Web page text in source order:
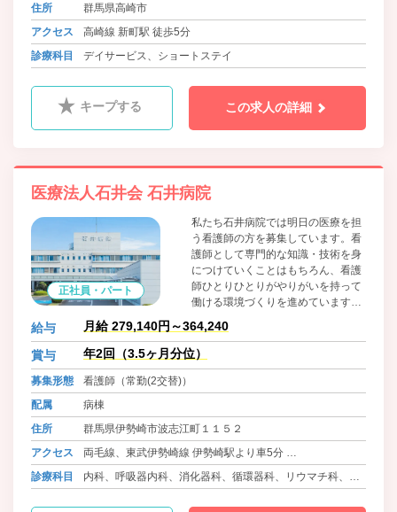
住所
群馬県高崎市
アクセス
高崎線 新町駅 徒歩5分
診療科目
デイサービス、ショートステイ
キープする この求人の詳細
医療法人石井会 石井病院
正社員・パート
私たち石井病院では明日の医療を担
う看護師の方を募集しています。看
護師として専門的な知識・技術を身
につけていくことはもちろん、看護
師ひとりひとりがやりがいを持って
働ける環境づくりを進めています。
んか？
給与 月給 279,140円～364,240
賞与 年2回（3.5ヶ月分位）
募集形態
看護師（常勤(2交替)）
配属
病棟
住所
群馬県伊勢崎市波志江町１１５２
アクセス
両毛線、東武伊勢崎線 伊勢崎駅より車5分
高崎線 本庄駅より車30分
診療科目
内科、呼吸器内科、消化器科、循環器科、リウマチ科、外